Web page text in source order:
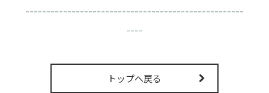
----------------------------------------------------
----
トップへ戻る